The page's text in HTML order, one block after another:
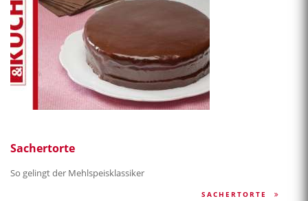
Sachertorte
So gelingt der Mehlspeisklassiker
SACHERTORTE